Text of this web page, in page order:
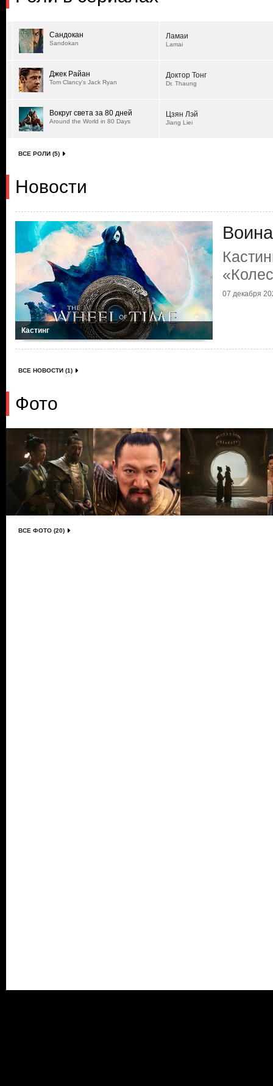
Сандокан
Sandokan
Ламаи
Lamai
Джек Райан
Tom Clancy's Jack Ryan
Доктор Тонг
Dr. Thaung
Вокруг света за 80 дней
Around the World in 80 Days
Цзян Лэй
Jiang Liei
ВСЕ РОЛИ (5)
Новости
Кастинг
07 декабря
ВСЕ НОВОСТИ (1)
Фото
ВСЕ ФОТО (20)